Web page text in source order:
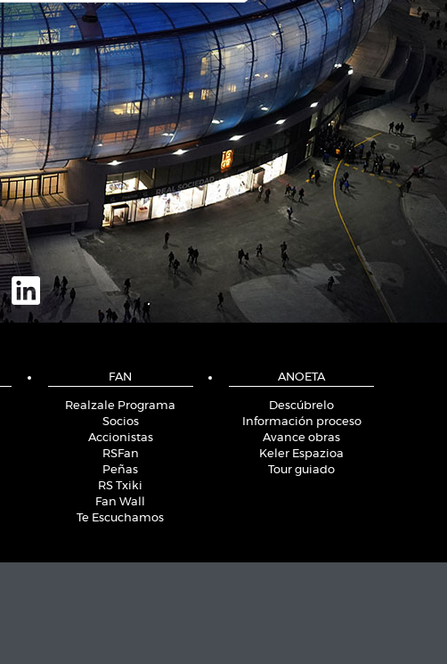
FAN
Realzale Programa
Socios
Accionistas
RSFan
Peñas
RS Txiki
Fan Wall
Te Escuchamos
ANOETA
Descúbrelo
Información proceso
Avance obras
Keler Espazioa
Tour guiado